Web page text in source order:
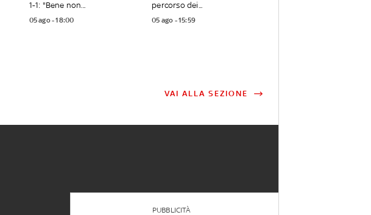
1-1: "Bene non...
05 ago - 18:00
percorso dei...
05 ago - 15:59
VAI ALLA SEZIONE
PUBBLICITÀ